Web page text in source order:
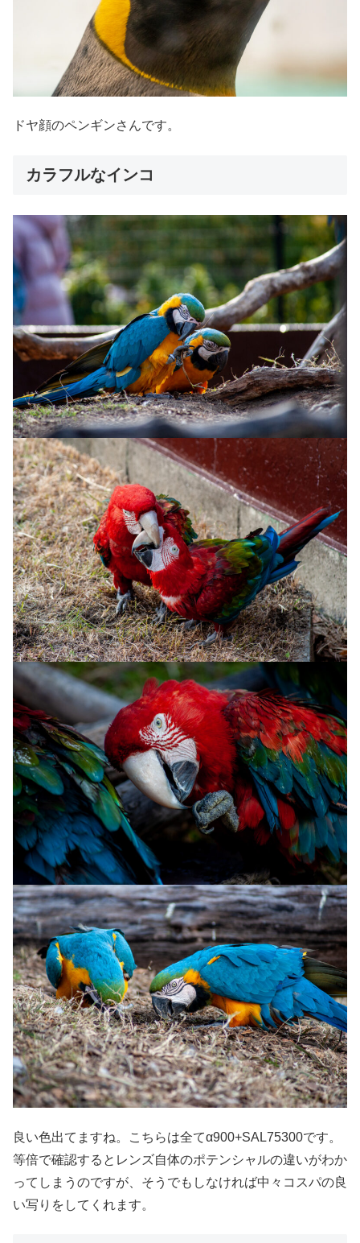
ドヤ顔のペンギンさんです。
カラフルなインコ
良い色出てますね。こちらは全てα900+SAL75300です。
等倍で確認するとレンズ自体のポテンシャルの違いがわか
ってしまうのですが、そうでもしなければ中々コスパの良
い写りをしてくれます。